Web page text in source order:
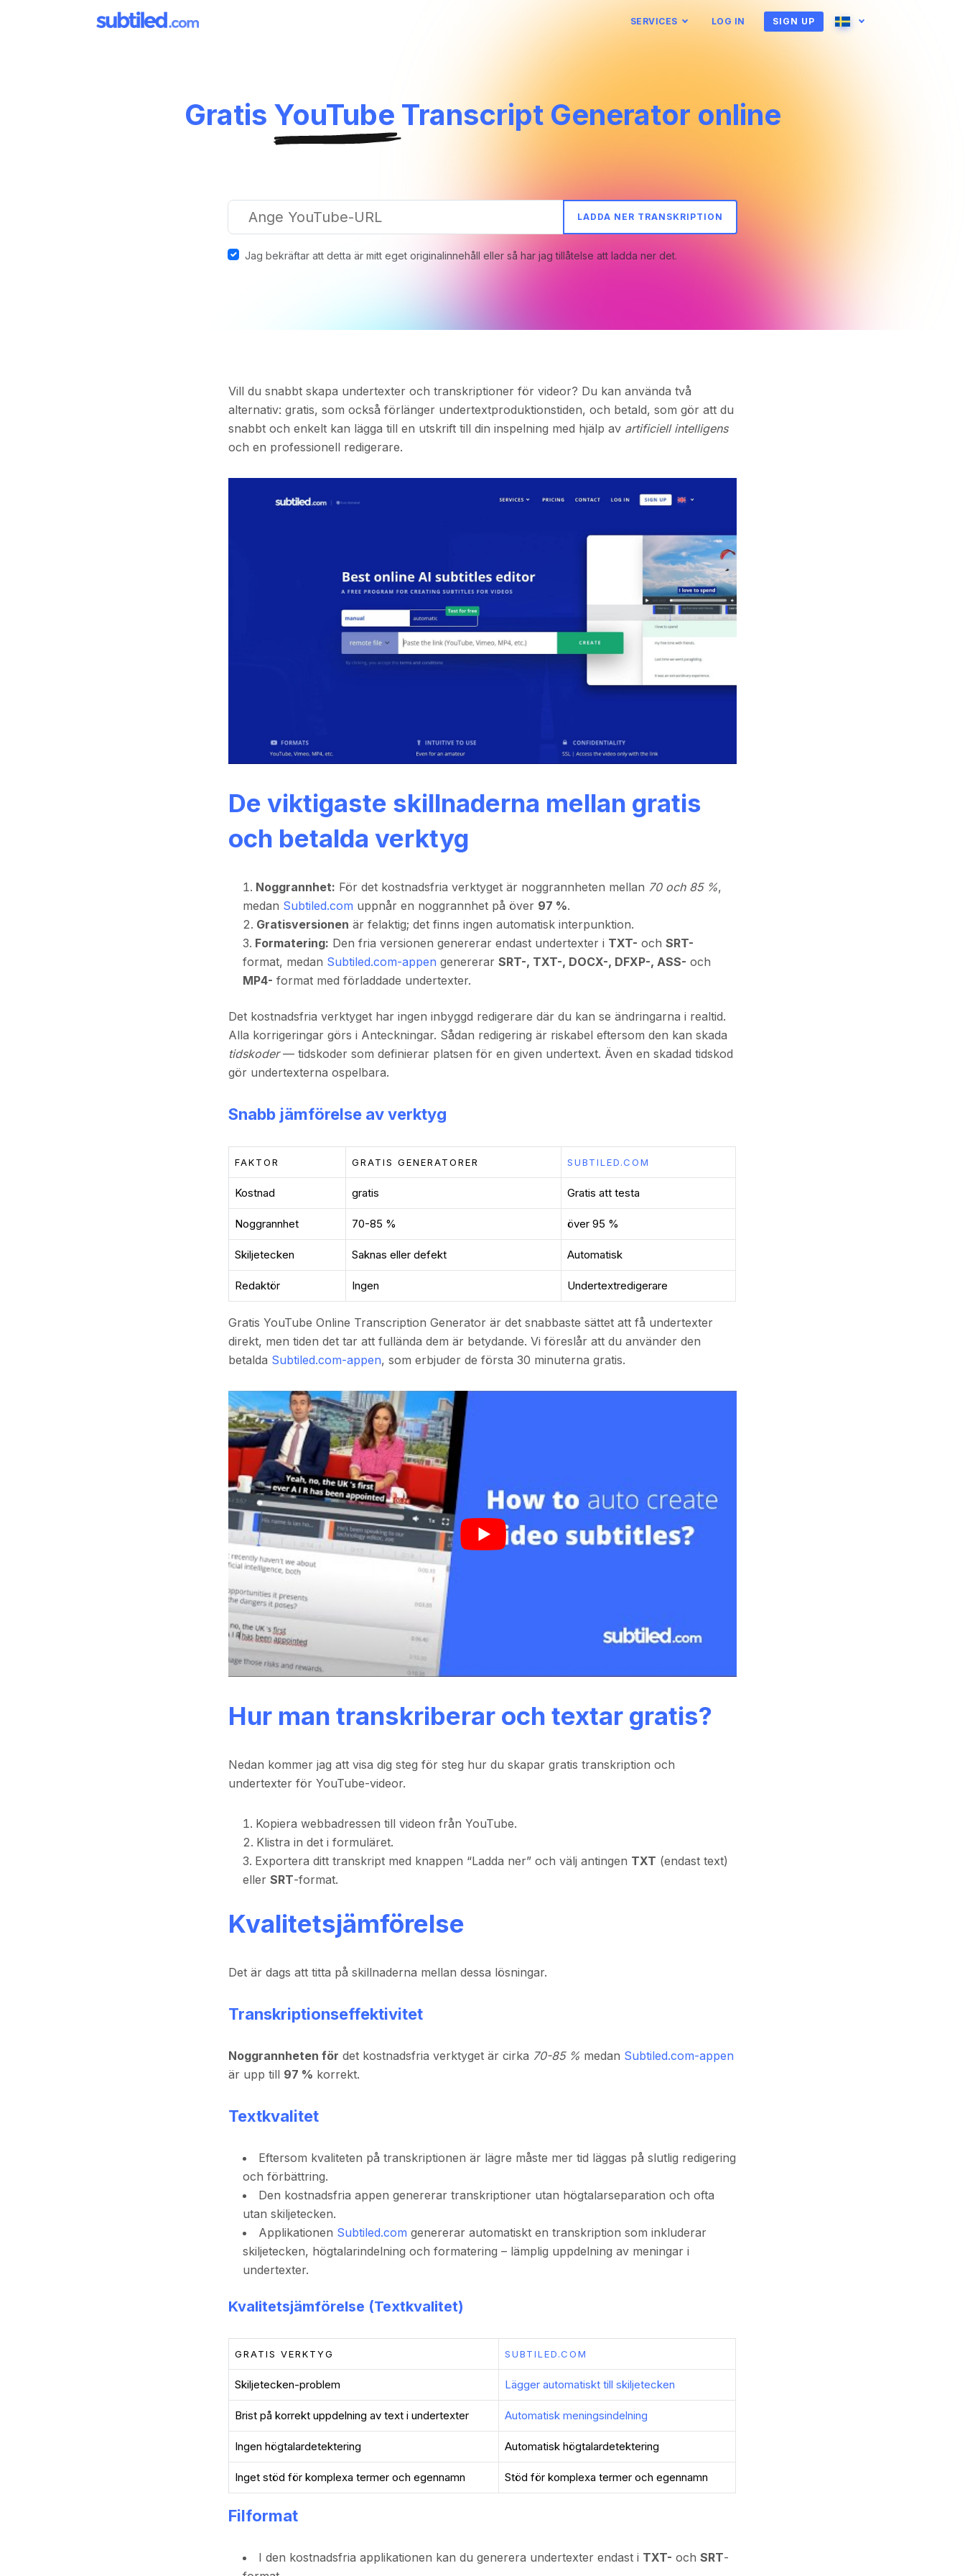
SERVICES LOG IN SIGN UP
Čeština
Nederlands
Eesti
Português
Română
српски
Slovenčina
Español
Gratis YouTube Transcript Generator online
LADDA NER TRANSKRIPTION
Jag bekräftar att detta är mitt eget originalinnehåll eller så har jag tillåtelse att ladda ner det.
Vill du snabbt skapa undertexter och transkriptioner för videor? Du kan använda två
alternativ: gratis, som också förlänger undertextproduktionstiden, och betald, som gör att du
snabbt och enkelt kan lägga till en utskrift till din inspelning med hjälp av artificiell intelligens
och en professionell redigerare.
De viktigaste skillnaderna mellan gratis
och betalda verktyg
Noggrannhet: För det kostnadsfria verktyget är noggrannheten mellan 70 och 85 %,
medan Subtiled.com uppnår en noggrannhet på över 97 %.
Gratisversionen är felaktig; det finns ingen automatisk interpunktion.
Formatering: Den fria versionen genererar endast undertexter i TXT- ochSRT-
format, medan Subtiled.com-appen genererarSRT-, TXT-, DOCX-, DFXP-, ASS- och
MP4- format med förladdade undertexter.
Det kostnadsfria verktyget har ingen inbyggd redigerare där du kan se ändringarna i realtid.
Alla korrigeringar görs i Anteckningar. Sådan redigering är riskabel eftersom den kan skada
tidskoder— tidskoder som definierar platsen för en given undertext. Även en skadad tidskod
gör undertexterna ospelbara.
Snabb jämförelse av verktyg
FAKTOR GRATIS GENERATORER SUBTILED.COM
Kostnad gratis Gratis att testa
Noggrannhet 70-85 % över 95 %
Skiljetecken Saknas eller defekt Automatisk
Redaktör Ingen Undertextredigerare
Gratis YouTube Online Transcription Generator är det snabbaste sättet att få undertexter
direkt, men tiden det tar att fullända dem är betydande. Vi föreslår att du använder den
betalda Subtiled.com-appen, som erbjuder de första 30 minuterna gratis.
Hur man transkriberar och textar gratis?
Nedan kommer jag att visa dig steg för steg hur du skapar gratis transkription och
undertexter för YouTube-videor.
Kopiera webbadressen till videon från YouTube.
Klistra in det i formuläret.
Exportera ditt transkript med knappen “Ladda ner” och välj antingen TXT (endast text)
ellerSRT-format.
Kvalitetsjämförelse
Det är dags att titta på skillnaderna mellan dessa lösningar.
Transkriptionseffektivitet
Noggrannheten för det kostnadsfria verktyget är cirka 70-85 % medan Subtiled.com-appen
är upp till 97 % korrekt.
Textkvalitet
Eftersom kvaliteten på transkriptionen är lägre måste mer tid läggas på slutlig redigering
och förbättring.
Den kostnadsfria appen genererar transkriptioner utan högtalarseparation och ofta
utan skiljetecken.
Applikationen Subtiled.com genererar automatiskt en transkription som inkluderar
skiljetecken, högtalarindelning och formatering – lämplig uppdelning av meningar i
undertexter.
Kvalitetsjämförelse (Textkvalitet)
GRATIS VERKTYG SUBTILED.COM
Skiljetecken-problem Lägger automatiskt till skiljetecken
Brist på korrekt uppdelning av text i undertexter Automatisk meningsindelning
Ingen högtalardetektering Automatisk högtalardetektering
Inget stöd för komplexa termer och egennamn Stöd för komplexa termer och egennamn
Filformat
I den kostnadsfria applikationen kan du generera undertexter endast i TXT- ochSRT-